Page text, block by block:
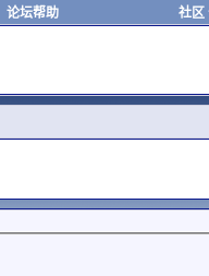
论坛帮助 社区